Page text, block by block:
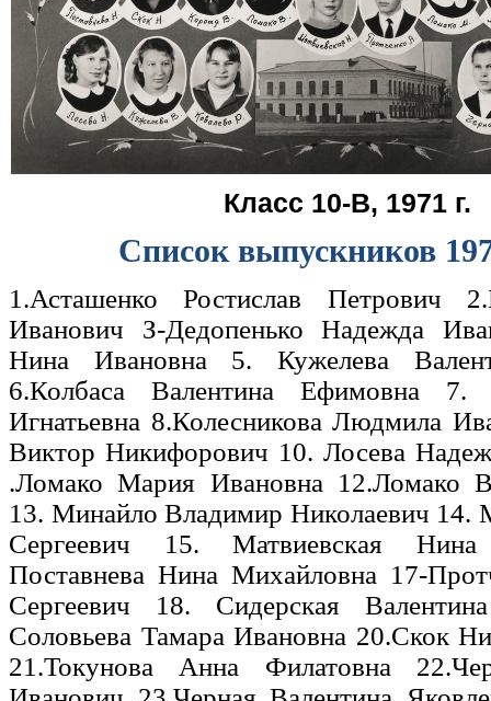
Класс 10-В, 1971 г.
Список выпускников
1.Асташенко Ростислав Петрович
Иванович З-Дедопенько Надежда
Нина Ивановна 5. Кужелева
6.Колбаса Валентина Ефимовна 7.
Игнатьевна 8.Колесникова Людмила
Виктор Никифорович 10. Лосева
.Ломако Мария Ивановна 12.Ломако
13. Минайло Владимир Николаевич 14.
Сергеевич 15. Матвиевская
Поставнева Нина Михайловна 17-
Сергеевич 18. Сидерская
Соловьева Тамара Ивановна 20.Скок
21.Токунова Анна Филатовна